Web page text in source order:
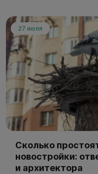
27 июля
Сколько
новостройки:
и архитектора